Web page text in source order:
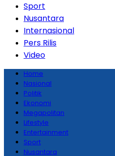
Sport
Nusantara
Internasional
Pers Rilis
Video
Home
Nasional
Politik
Ekonomi
Megapolitan
Lifestyle
Entertainment
Sport
Nusantara